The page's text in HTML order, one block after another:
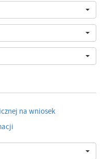
na wniosek